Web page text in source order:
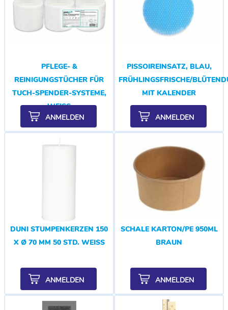
PFLEGE- &
REINIGUNGSTÜCHER FÜR
TUCH-SPENDER-SYSTEME,
WEISS
ANMELDEN
PISSOIREINSATZ, BLAU,
FRÜHLINGSFRISCHE/
MIT KALENDER
ANMELDEN
DUNI STUMPENKERZEN 150
X Ø 70 MM 50 STD. WEISS
ANMELDEN
SCHALE KARTON/PE 950ML
BRAUN
ANMELDEN